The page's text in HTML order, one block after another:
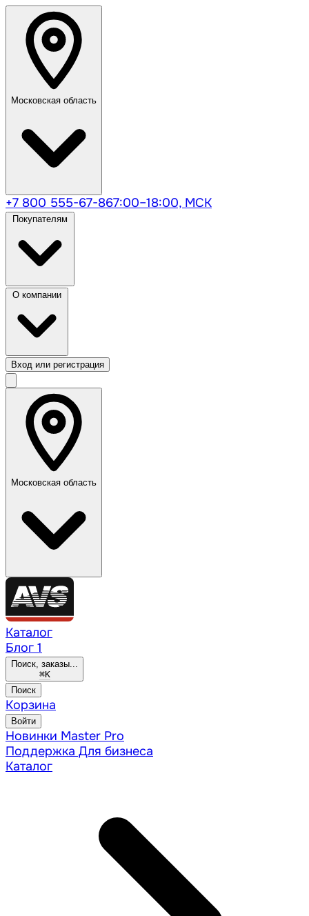
Московская область
+7 800 555-67-867:00–18:00, МСК
Вход или регистрация
Московская область
Каталог
Блог 1
Поиск, заказы...
⌘K
Поиск
Корзина
Войти
Новинки Master Pro
Поддержка Для бизнеса
Каталог